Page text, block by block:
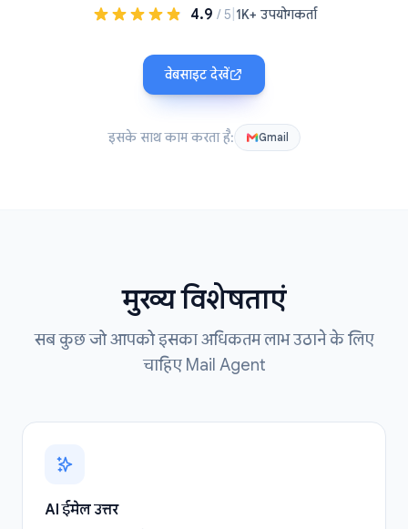
4.9 / 5 1K+ उपयोगकर्ता
वेबसाइट देखें
इसके साथ काम करता है: Gmail
मुख्य विशेषताएं
सब कुछ जो आपको इसका अधिकतम लाभ उठाने के लिए
चाहिए Mail Agent
AI ईमेल उत्तर